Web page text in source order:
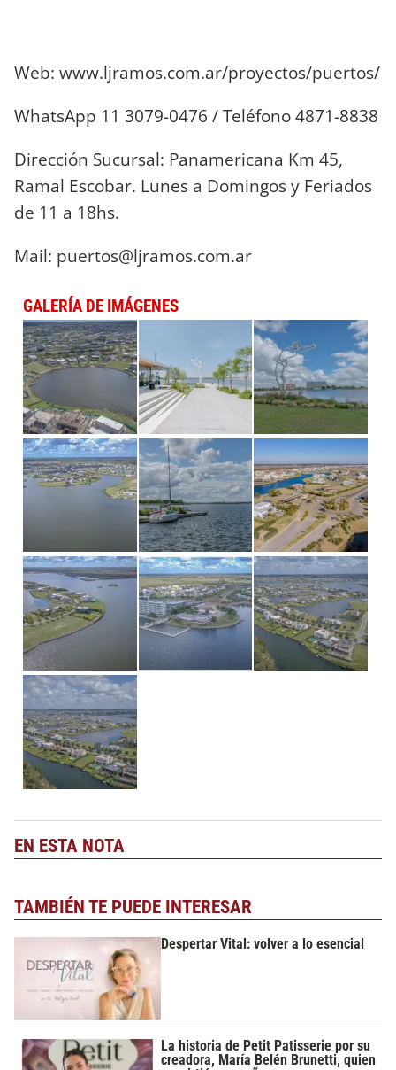
Web: www.ljramos.com.ar/proyectos/puertos/
WhatsApp 11 3079-0476 / Teléfono 4871-8838
Dirección Sucursal: Panamericana Km 45,
Ramal Escobar. Lunes a Domingos y Feriados
de 11 a 18hs.
Mail: puertos@ljramos.com.ar
GALERÍA DE IMÁGENES
EN ESTA NOTA
TAMBIÉN TE PUEDE INTERESAR
Despertar Vital: volver a lo esencial
La historia de Petit Patisserie por su
creadora, María Belén Brunetti, quien